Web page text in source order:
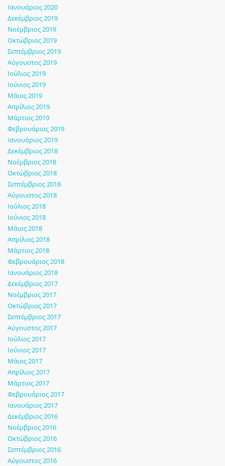
Ιανουάριος 2020
Δεκέμβριος 2019
Νοέμβριος 2019
Οκτώβριος 2019
Σεπτέμβριος 2019
Αύγουστος 2019
Ιούλιος 2019
Ιούνιος 2019
Μάιος 2019
Απρίλιος 2019
Μάρτιος 2019
Φεβρουάριος 2019
Ιανουάριος 2019
Δεκέμβριος 2018
Νοέμβριος 2018
Οκτώβριος 2018
Σεπτέμβριος 2018
Αύγουστος 2018
Ιούλιος 2018
Ιούνιος 2018
Μάιος 2018
Απρίλιος 2018
Μάρτιος 2018
Φεβρουάριος 2018
Ιανουάριος 2018
Δεκέμβριος 2017
Νοέμβριος 2017
Οκτώβριος 2017
Σεπτέμβριος 2017
Αύγουστος 2017
Ιούλιος 2017
Ιούνιος 2017
Μάιος 2017
Απρίλιος 2017
Μάρτιος 2017
Φεβρουάριος 2017
Ιανουάριος 2017
Δεκέμβριος 2016
Νοέμβριος 2016
Οκτώβριος 2016
Σεπτέμβριος 2016
Αύγουστος 2016